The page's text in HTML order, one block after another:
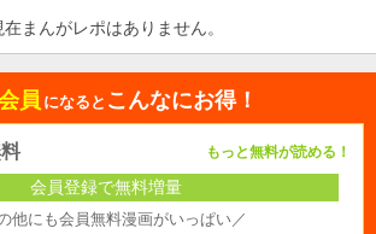
在まんがレポはありません。
員 になると こんなにお得！
もっと無料が読める！
会員登録で無料増量
他にも会員無料漫画がいっぱい／